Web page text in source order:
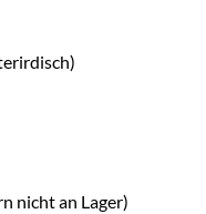
nicht an Lager)